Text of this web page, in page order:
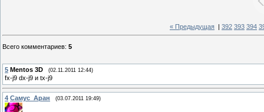
« Предыдущая | 392 393 394
Всего комментариев: 5
5 Mentos 3D (02.11.2011 12:44)
fx-j9 dx-j9 и tx-j9
4 Самус_Аран (03.07.2011 19:49)